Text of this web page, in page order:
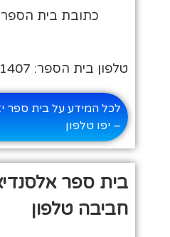
כתובת בית הספר:
טלפון בית הספר: 03-7241407
לכל המידע על בית ספר
– יפו טלפון
בית ספר
חביבה טלפון